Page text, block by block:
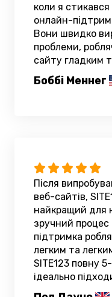
коли я
онлайн-
Вони швидко
проблеми,
сайту гладким
Боббі Меннег
Після
веб-сайтів,
найкращий для
зручний
підтримка
легким та
SITE123 повну 5-
ідеально